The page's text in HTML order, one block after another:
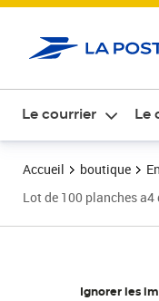
Le courrier Le
Accueil boutique
Lot de 100 planches
Ignorer les